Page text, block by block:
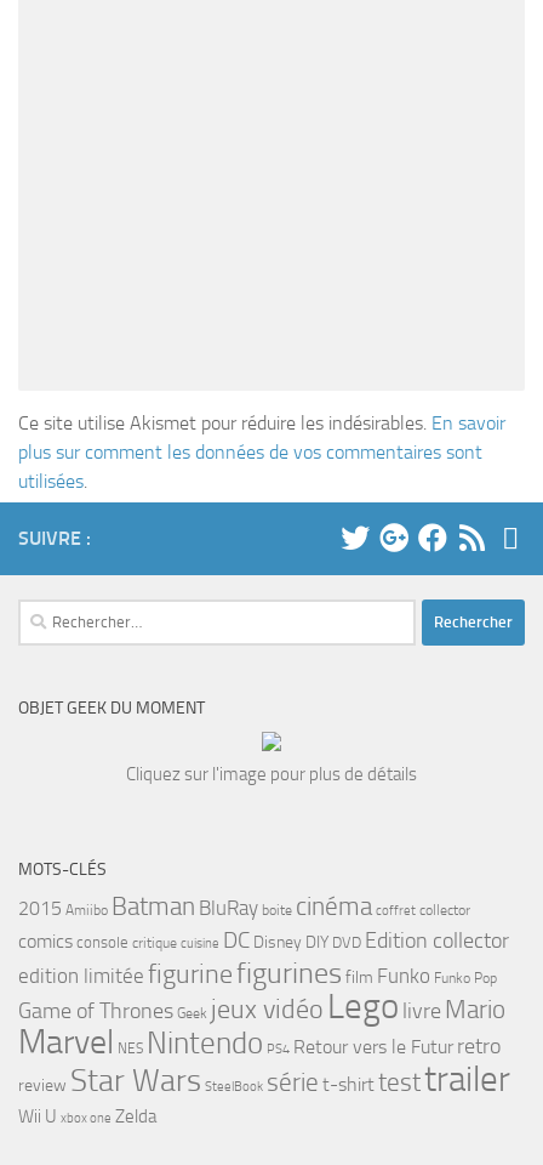
Ce site utilise Akismet pour réduire les indésirables. En savoir
plus sur comment les données de vos commentaires sont
utilisées
SUIVRE :
Rechercher :
OBJET GEEK DU MOMENT
Cliquez sur l'image pour plus de détails
MOTS-CLÉS
2015 Amiibo Batman BluRay boite cinéma coffret collector
comics console critique cuisine DC Disney DIY DVD Edition collector
edition limitée figurinefigurines film Funko Funko Pop
Game of Thrones Geek jeux vidéo Lego livre Mario
Marvel NES Nintendo PS4 Retour vers le Futur retro
review Star Wars SteelBook série t-shirttesttrailer
Wii U xbox one Zelda